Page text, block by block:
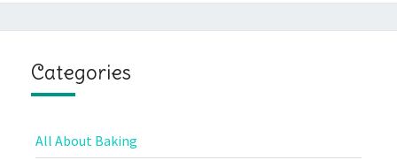
Categories
All About Baking